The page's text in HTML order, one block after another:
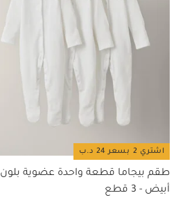
اشتري 2 بسعر 24 د.ب
طقم بيجاما قطعة واحدة عضوية بلون
أبيض - 3 قطع